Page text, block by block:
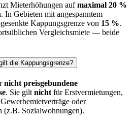
Mieterhöhungen aufmaximal 20 %
. In Gebieten mit angespanntem
Kappungsgrenze von 15 %.
Vergleichsmiete — beide
die Kappungsgrenze?
nicht preisgebundene
. Sie gilt nicht für Erstvermietungen,
oder
(z.B. Sozialwohnungen).